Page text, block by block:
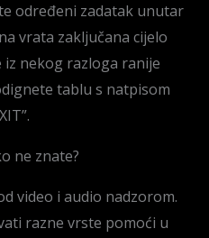
određeni zadatak unutar
vrata zaključana cijelo
nekog razloga ranije
tablu s natpisom
ne znate?
video i audio nadzorom.
razne vrste pomoći u